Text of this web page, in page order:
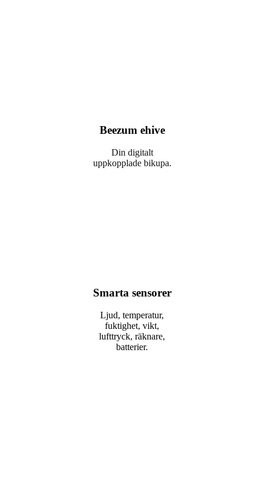
Beezum ehive
Din digitalt
uppkopplade bikupa.
Smarta sensorer
Ljud, temperatur,
fuktighet, vikt,
lufttryck, räknare,
batterier.